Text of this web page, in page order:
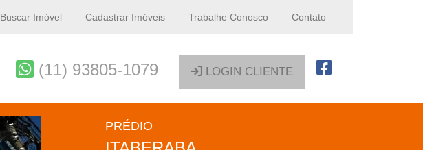
Buscar Imóvel Cadastrar Imóveis Trabalhe Conosco Contato
(11) 93805-1079 LOGIN CLIENTE
PRÉDIO